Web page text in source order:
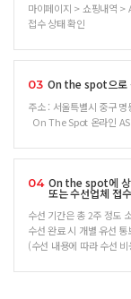
마이페이지 > 쇼핑내역 >
접수 상태 확인
03 On the spot으로
주소 : 서울특별시 중구
On The Spot 온라인
04 On the spot에 상
또는 수선업체 접수
수선 기간은 총 2주 정도
수선 완료 시 개별 유선 통
(수선 내용에 따라 수선